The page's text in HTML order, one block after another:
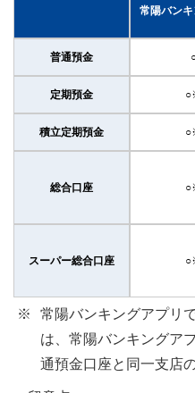
常陽バン
普通預金
定期預金
積立定期預金
総合口座
スーパー総合口座
常陽バンキングアプリ
は、常陽バンキングア
通預金口座と同一支店